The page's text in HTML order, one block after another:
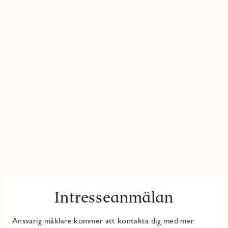
Intresseanmälan
Ansvarig mäklare kommer att kontakta dig med mer